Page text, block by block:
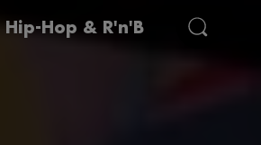
Hip-Hop & R'n'B